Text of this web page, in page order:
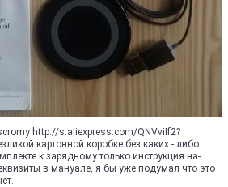
http://s.aliexpress.com/QNVviIf2?
картонной коробке без каких - либо
к зарядному только инструкция на-
в мануале, я бы уже подумал что это